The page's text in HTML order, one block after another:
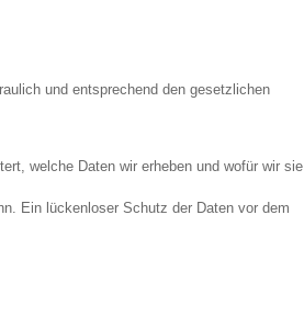
und entsprechend den gesetzlichen
welche Daten wir erheben und wofür wir sie
Ein lückenloser Schutz der Daten vor dem